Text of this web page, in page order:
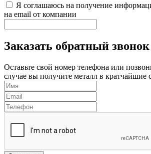
Я соглашаюсь на получение
на email от компании
Заказать обратный звонок
Оставьте свой номер телефона или
случае вы получите металл в кратчайшие